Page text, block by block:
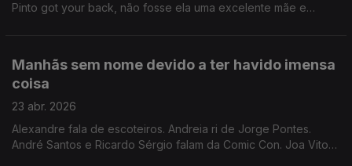
Pinto got your back, não fosse ela uma excelente mãe e
Manhãs sem nome devido a ter havido imensa
coisa
23 abr. 2026
Alexandre fala de escoteiros. Andreia ri de Jorge Pontes.
André Santos e Ricardo Sérgio falam da Comic Con. Joa Vitor